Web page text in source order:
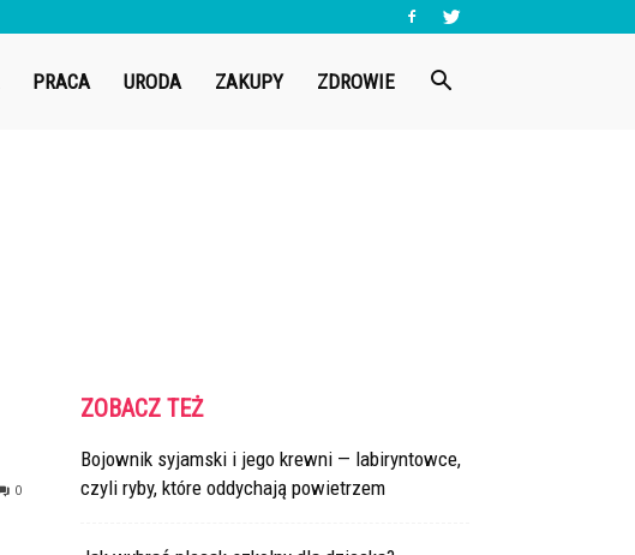
PRACA URODA ZAKUPY ZDROWIE
0
ZOBACZ TEŻ
Bojownik syjamski i jego krewni — labiryntowce,
czyli ryby, które oddychają powietrzem